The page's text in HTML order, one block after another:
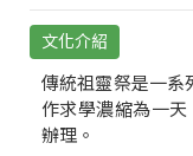
文化介紹
傳統祖靈祭是一系
作求學濃縮為一
辦理。